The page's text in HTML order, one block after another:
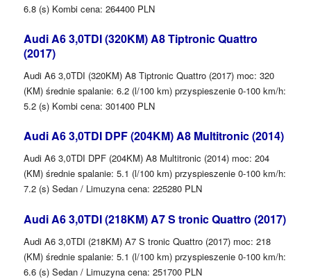
6.8 (s) Kombi cena: 264400 PLN
Audi A6 3,0TDI (320KM) A8 Tiptronic Quattro
(2017)
Audi A6 3,0TDI (320KM) A8 Tiptronic Quattro (2017) moc: 320
(KM) średnie spalanie: 6.2 (l/100 km) przyspieszenie 0-100 km/h:
5.2 (s) Kombi cena: 301400 PLN
Audi A6 3,0TDI DPF (204KM) A8 Multitronic (2014)
Audi A6 3,0TDI DPF (204KM) A8 Multitronic (2014) moc: 204
(KM) średnie spalanie: 5.1 (l/100 km) przyspieszenie 0-100 km/h:
7.2 (s) Sedan / Limuzyna cena: 225280 PLN
Audi A6 3,0TDI (218KM) A7 S tronic Quattro (2017)
Audi A6 3,0TDI (218KM) A7 S tronic Quattro (2017) moc: 218
(KM) średnie spalanie: 5.1 (l/100 km) przyspieszenie 0-100 km/h:
6.6 (s) Sedan / Limuzyna cena: 251700 PLN